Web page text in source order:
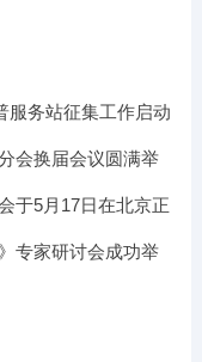
服务站征集工作启动
会换届会议圆满举
于5月17日在北京正
专家研讨会成功举